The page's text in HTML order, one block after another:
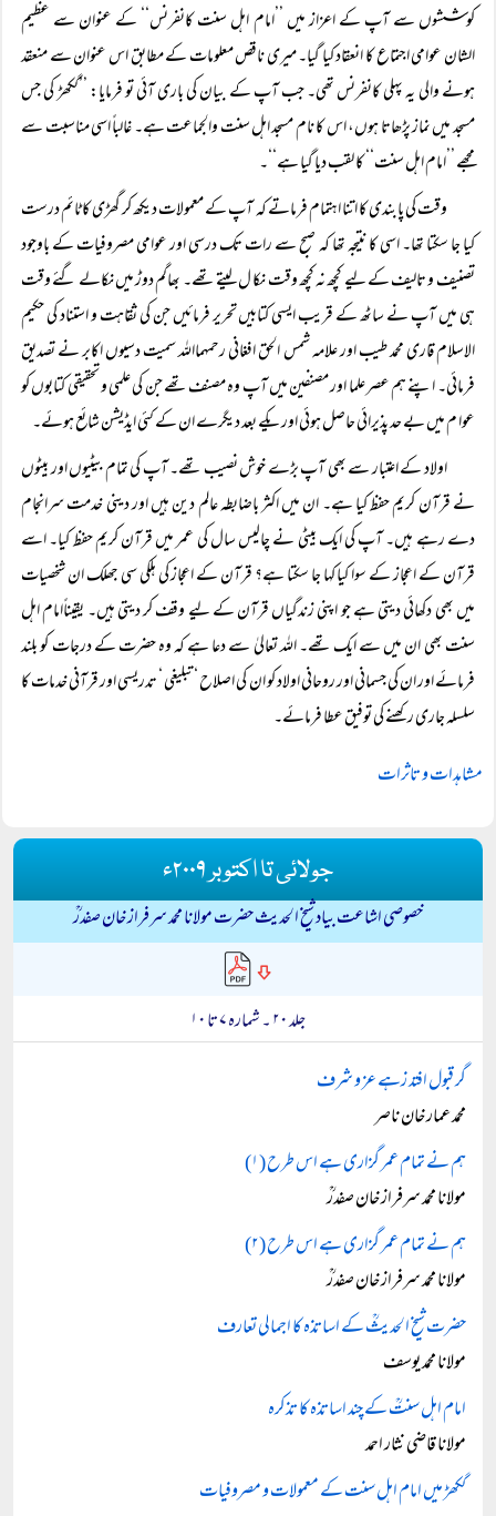
کوششوں سے آپ کے اعزاز میں ’’امام اہل سنت کانفرنس‘‘ کے عنوان سے عظیم
الشان عوامی اجتماع کا انعقاد کیا گیا۔ میری ناقص معلومات کے مطابق اس عنوان سے منعقد
ہونے والی یہ پہلی کانفرنس تھی۔ جب آپ کے بیان کی باری آئی تو فرمایا: ’’گکھڑ کی جس
مسجد میں نماز پڑھاتا ہوں، اس کا نام مسجد اہل سنت والجماعت ہے۔ غالباً اسی مناسبت سے
مجھے ’’امام اہل سنت‘‘ کا لقب دیا گیا ہے‘‘۔
وقت کی پابندی کا اتنا اہتمام فرماتے کہ آپ کے معمولات دیکھ کر گھڑی کا ٹائم درست
کیا جا سکتا تھا۔ اسی کا نتیجہ تھا کہ صبح سے رات تک درسی اور عوامی مصروفیات کے باوجود
تصنیف و تالیف کے لیے کچھ نہ کچھ وقت نکا ل لیتے تھے۔ بھاگم دوڑ میں نکالے گئے وقت
ہی میں آپ نے ساٹھ کے قریب ایسی کتابیں تحریر فرمائیں جن کی ثقاہت و استناد کی حکیم
الاسلام قاری محمد طیب اور علامہ شمس الحق افغانی رحمہمااللہ سمیت دسیوں اکابر نے تصدیق
فرمائی۔ اپنے ہم عصر علما اور مصنفین میں آپ وہ مصنف تھے جن کی علمی و تحقیقی کتابوں کو
عوا م میں بے حد پذیرائی حاصل ہوئی اور یکے بعد دیگرے ان کے کئی ایڈیشن شائع ہوئے۔
اولاد کے اعتبار سے بھی آپ بڑے خوش نصیب تھے۔ آپ کی تمام بیٹیوں اور بیٹوں
نے قرآن کریم حفظ کیا ہے۔ ان میں اکثر باضابطہ عالم دین ہیں اور دینی خدمت سرانجام
دے رہے ہیں۔ آپ کی ایک بیٹی نے چالیس سال کی عمر میں قرآن کریم حفظ کیا۔ اسے
قرآن کے اعجاز کے سوا کیا کہا جا سکتا ہے؟ قرآن کے اعجاز کی ہلکی سی جھلک ان شخصیات
میں بھی دکھائی دیتی ہے جو اپنی زندگیاں قرآن کے لیے وقف کر دیتی ہیں۔ یقیناًامام اہل
سنت بھی ان میں سے ایک تھے۔ اللہ تعالیٰ سے دعا ہے کہ وہ حضرت کے درجات کو بلند
فرمائے اور ان کی جسمانی اور روحانی اولاد کو ان کی اصلاح ‘ تبلیغی ‘ تدریسی اور قرآنی خدمات کا
سلسلہ جاری رکھنے کی توفیق عطا فرمائے۔
مشاہدات و تاثرات
جولائی تا اکتوبر ۲۰۰۹ء
خصوصی اشاعت بیاد شیخ الحدیث حضرت مولانا محمد سرفراز خان صفدرؒ
جلد ۲۰ ۔ شمارہ ۷ تا ۱۰
گر قبول افتد زہے عز و شرف
محمد عمار خان ناصر
ہم نے تمام عمر گزاری ہے اس طرح (۱)
مولانا محمد سرفراز خان صفدرؒ
ہم نے تمام عمر گزاری ہے اس طرح (۲)
مولانا محمد سرفراز خان صفدرؒ
حضرت شیخ الحدیثؒ کے اساتذہ کا اجمالی تعارف
مولانا محمد یوسف
امام اہل سنتؒ کے چند اساتذہ کا تذکرہ
مولانا قاضی نثار احمد
گکھڑ میں امام اہل سنت کے معمولات و مصروفیات